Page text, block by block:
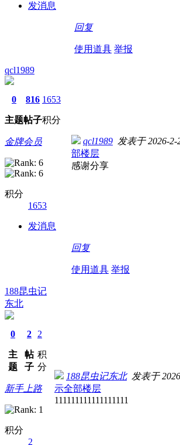
发消息
回复
使用道具 举报
qcl1989
0
主题
816
帖子
1653
积分
金牌会员
积分
1653
发消息
qcl1989 发表于 2026-2-
部楼层
感谢分享
回复
使用道具 举报
188昆虫记
东北
0
主
题
2
帖
子
2
积
分
新手上路
积分
2
188昆虫记东北发表于
示全部楼层
111111111111111111